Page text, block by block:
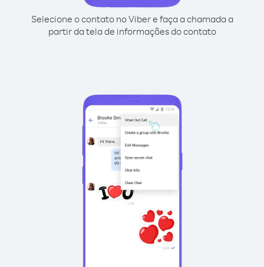
Selecione o contato no Viber e faça a chamada a
partir da tela de informações do contato